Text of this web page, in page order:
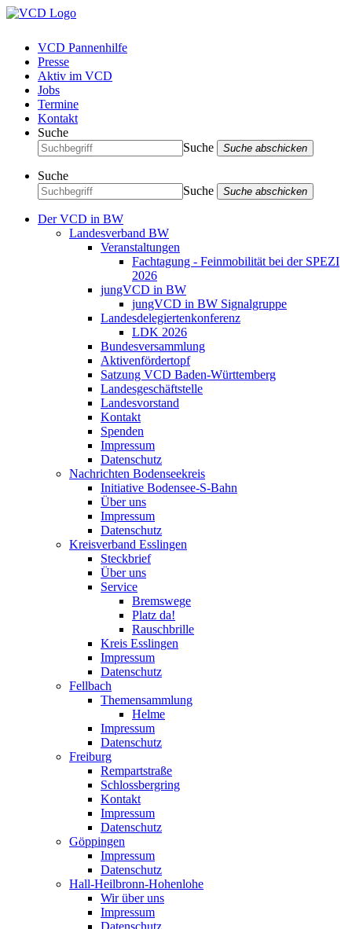
VCD Pannenhilfe
Presse
Aktiv im VCD
Jobs
Termine
Kontakt
Suche
Suche
Suche abschicken
Suche
Suche
Suche abschicken
Der VCD in BW
Landesverband BW
Veranstaltungen
Fachtagung - Feinmobilität bei der SPEZI
2026
jungVCD in BW
jungVCD in BW Signalgruppe
Landesdelegiertenkonferenz
LDK 2026
Bundesversammlung
Aktivenfördertopf
Satzung VCD Baden-Württemberg
Landesgeschäftstelle
Landesvorstand
Kontakt
Spenden
Impressum
Datenschutz
Nachrichten Bodenseekreis
Initiative Bodensee-S-Bahn
Über uns
Impressum
Datenschutz
Kreisverband Esslingen
Steckbrief
Über uns
Service
Bremswege
Platz da!
Rauschbrille
Kreis Esslingen
Impressum
Datenschutz
Fellbach
Themensammlung
Helme
Impressum
Datenschutz
Freiburg
Rempartstraße
Schlossbergring
Kontakt
Impressum
Datenschutz
Göppingen
Impressum
Datenschutz
Hall-Heilbronn-Hohenlohe
Wir über uns
Impressum
Datenschutz